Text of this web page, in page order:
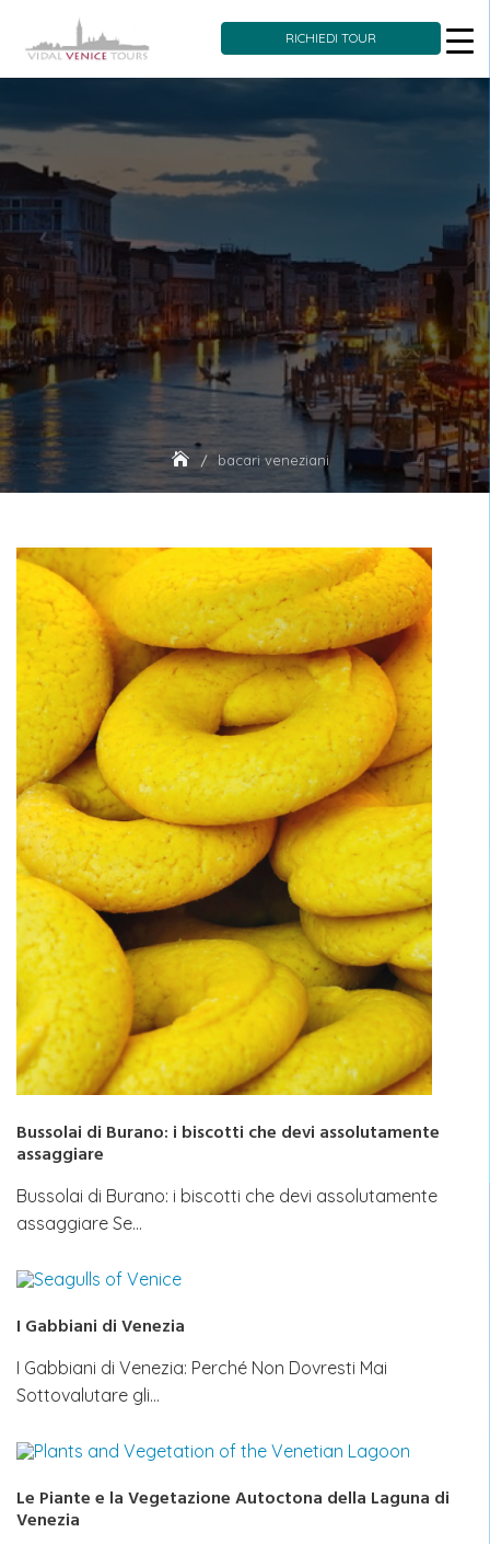
Skip
content
RICHIEDI TOUR
bacari veneziani
Bussolai di Burano: i biscotti che devi assolutamente
assaggiare
Bussolai di Burano: i biscotti che devi assolutamente
assaggiare Se…
I Gabbiani di Venezia
I Gabbiani di Venezia: Perché Non Dovresti Mai
Sottovalutare gli…
Le Piante e la Vegetazione Autoctona della Laguna di
Venezia